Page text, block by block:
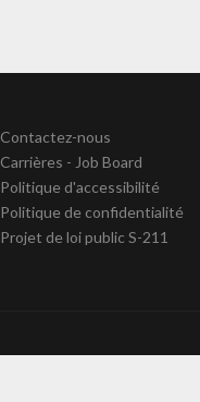
Contactez-nous
Carrières - Job Board
Politique d'accessibilité
Politique de confidentialité
Projet de loi public S-211